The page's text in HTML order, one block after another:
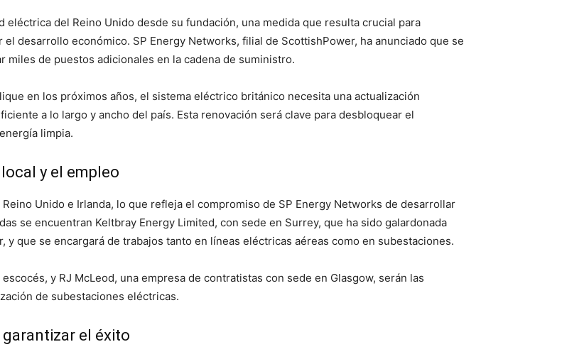
del Reino Unido desde su fundación, una medida que resulta crucial para
desarrollo económico. SP Energy Networks, filial de ScottishPower, ha anunciado que se
miles de puestos adicionales en la cadena de suministro.
en los próximos años, el sistema eléctrico británico necesita una actualización
a lo largo y ancho del país. Esta renovación será clave para desbloquear el
limpia.
y el empleo
Unido e Irlanda, lo que refleja el compromiso de SP Energy Networks de desarrollar
se encuentran Keltbray Energy Limited, con sede en Surrey, que ha sido galardonada
que se encargará de trabajos tanto en líneas eléctricas aéreas como en subestaciones.
y RJ McLeod, una empresa de contratistas con sede en Glasgow, serán las
de subestaciones eléctricas.
el éxito